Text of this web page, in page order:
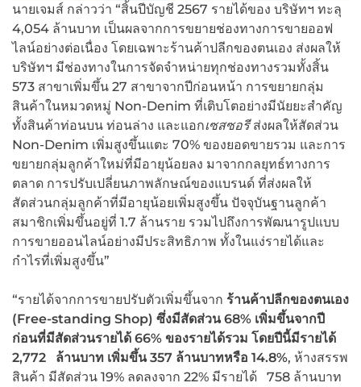
นายเจมส์ กล่าวว่า “สิ้นปีบัญชี 2567 รายได้ของ บริษัทฯ ทะลุ
4,054 ล้านบาท เป็นผลจากการขยายช่องทางการขายออฟ
ไลน์อย่างต่อเนื่อง โดยเฉพาะร้านค้าปลีกของตนเอง ส่งผลให้
บริษัทฯ มีช่องทางในการจัดจำหน่ายทุกช่องทางรวมทั้งสิ้น
573 สาขาเพิ่มขึ้น 27 สาขาจากปีก่อนหน้า การขยายกลุ่ม
สินค้าในหมวดหมู่ Non-Denim ที่เติบโตอย่างมีนัยยะสำคัญ
ทั้งสินค้าท่อนบน ท่อนล่าง และแอกเซสซอรีส่งผลให้สัดส่วน
Non-Denim เพิ่มสูงขึ้นแตะ 70% ของยอดขายรวม และการ
ขยายกลุ่มลูกค้าใหม่ที่มีอายุน้อยลง มาจากกลยุทธ์ทางการ
ตลาด การปรับเปลี่ยนภาพลักษณ์ของแบรนด์ ที่ส่งผลให้
สัดส่วนกลุ่มลูกค้าที่มีอายุน้อยเพิ่มสูงขึ้น ปัจจุบันฐานลูกค้า
สมาชิกเพิ่มขึ้นอยู่ที่ 1.7 ล้านราย รวมไปถึงการพัฒนารูปแบบ
การขายออนไลน์อย่างมีประสิทธิภาพ ทั้งในแง่รายได้และ
กำไรที่เพิ่มสูงขึ้น”
“รายได้จากการขายปรับตัวเพิ่มขึ้นจาก ร้านค้าปลีกของตนเอง
(Free-standing Shop) ซึ่งมีสัดส่วน 68% เพิ่มขึ้นจากปี
ก่อนที่มีสัดส่วนรายได้ 66% ของรายได้รวม โดยปีนี้มีรายได้
2,772 ล้านบาท เพิ่มขึ้น 357 ล้านบาทหรือ 14.8%, ห้างสรรพ
สินค้า มีสัดส่วน 19% ลดลงจาก 22% มีรายได้ 758 ล้านบาท